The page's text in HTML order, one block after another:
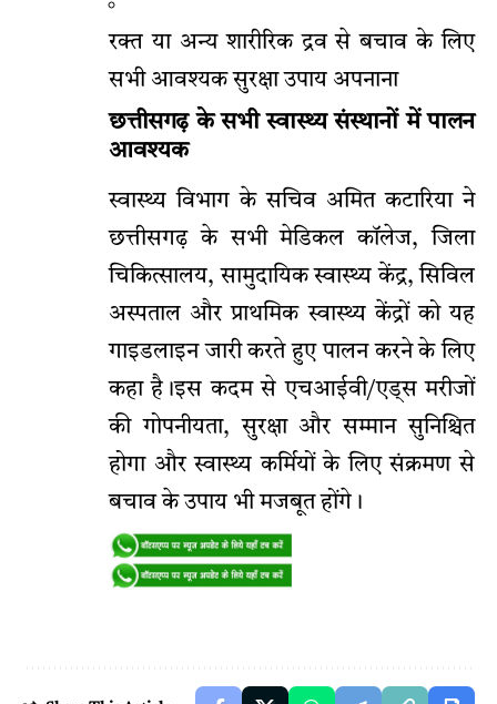
रक्त या अन्य शारीरिक द्रव से बचाव के लिए
सभी आवश्यक सुरक्षा उपाय अपनाना
छत्तीसगढ़ के सभी स्वास्थ्य संस्थानों में पालन
आवश्यक
स्वास्थ्य विभाग के सचिव अमित कटारिया ने
छत्तीसगढ़ के सभी मेडिकल कॉलेज, जिला
चिकित्सालय, सामुदायिक स्वास्थ्य केंद्र, सिविल
अस्पताल और प्राथमिक स्वास्थ्य केंद्रों को यह
गाइडलाइन जारी करते हुए पालन करने के लिए
कहा है।इस कदम से एचआईवी/एड्स मरीजों
की गोपनीयता, सुरक्षा और सम्मान सुनिश्चित
होगा और स्वास्थ्य कर्मियों के लिए संक्रमण से
बचाव के उपाय भी मजबूत होंगे।